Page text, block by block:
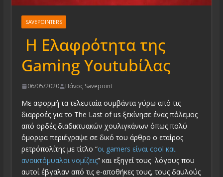
SAVEPOINTERS
Η Ελαφρότητα της
Gaming Youtubίλας
06/05/2020 Πάνος Savepoint
Με αφορμή τα τελευταία συμβάντα γύρω από τις
διαρροές για το The Last of us ξεκίνησε ένας πόλεμος
από ορδές διαδικτυακών χουλιγκάνων όπως πολύ
όμορφα περιέγραψε σε δικό του άρθρο ο εταίρος
ρετρόπολίτης με τίτλο “οι gamers είναι cool και
ανοικτόμυαλοι νομίζεις” και εξηγεί τους λόγους που
αυτοί έβγαλαν από τις e-αποθήκες τους, τους δαυλούς